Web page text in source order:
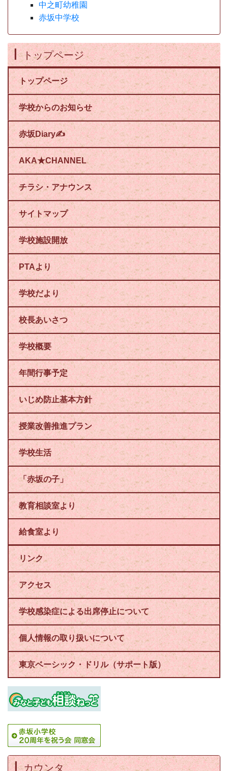
中之町幼稚園
赤坂中学校
トップページ
トップページ
学校からのお知らせ
赤坂Diary✍
AKA★CHANNEL
チラシ・アナウンス
サイトマップ
学校施設開放
PTAより
学校だより
校長あいさつ
学校概要
年間行事予定
いじめ防止基本方針
授業改善推進プラン
学校生活
「赤坂の子」
教育相談室より
給食室より
リンク
アクセス
学校感染症による出席停止について
個人情報の取り扱いについて
東京ベーシック・ドリル（サポート版）
カウンタ